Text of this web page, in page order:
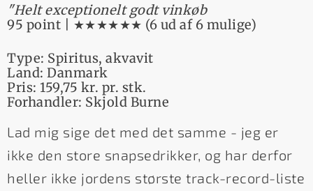
"Helt exceptionelt godt vinkøb
95 point | ★★★★★★ (6 ud af 6 mulige)
Type: Spiritus, akvavit
Land: Danmark
Pris: 159,75 kr. pr. stk.
Forhandler: Skjold Burne
Lad mig sige det med det samme - jeg er
ikke den store snapsedrikker, og har derfor
heller ikke jordens største track-record-liste